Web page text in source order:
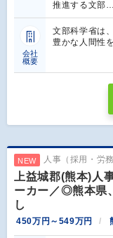
推進する文部…
会社
概要
文部科学省は
豊かな人間性
NEW 人事（採用・労
上益城郡(熊本)人
ーカー／◎熊本県
し
450万円～549万円